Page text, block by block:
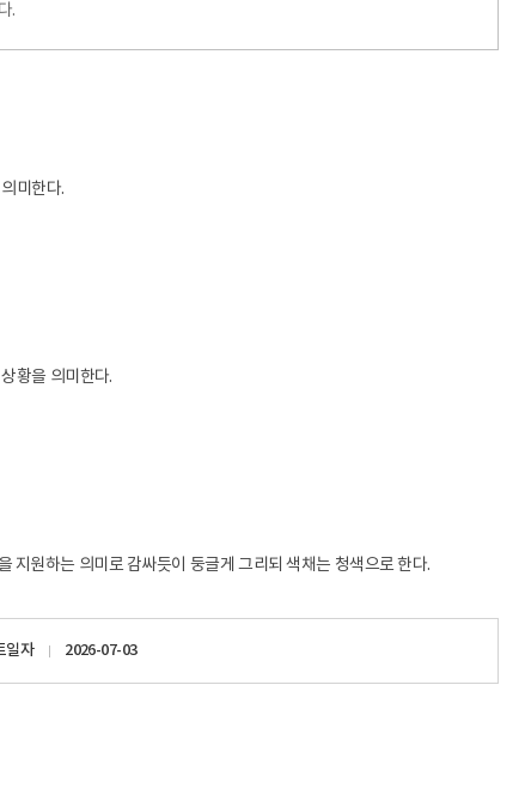
.
미한다.
황을 의미한다.
지원하는 의미로 감싸듯이 둥글게 그리되 색채는 청색으로 한다.
일자 2026-07-03